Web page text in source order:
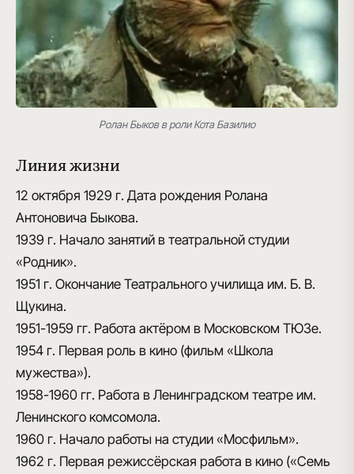
Ролан Быков в роли Кота Базилио
Линия жизни
12 октября 1929 г. Дата рождения Ролана
Антоновича Быкова.
1939 г. Начало занятий в театральной студии
«Родник».
1951 г. Окончание Театрального училища им. Б. В.
Щукина.
1951-1959 гг. Работа актёром в Московском ТЮЗе.
1954 г. Первая роль в кино (фильм «Школа
мужества»).
1958-1960 гг. Работа в Ленинградском театре им.
Ленинского комсомола.
1960 г. Начало работы на студии «Мосфильм».
1962 г. Первая режиссёрская работа в кино («Семь